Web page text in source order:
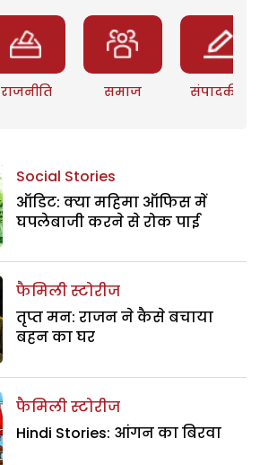
राजनीति समाज संपादकीय
Social Stories
ऑडिट: क्या महिमा ऑफिस में
घपलेबाजी करने से रोक पाई
फैमिली स्टोरीज
तृप्त मन: राजन ने कैसे बचाया
बहन का घर
फैमिली स्टोरीज
Hindi Stories: आंगन का बिरवा